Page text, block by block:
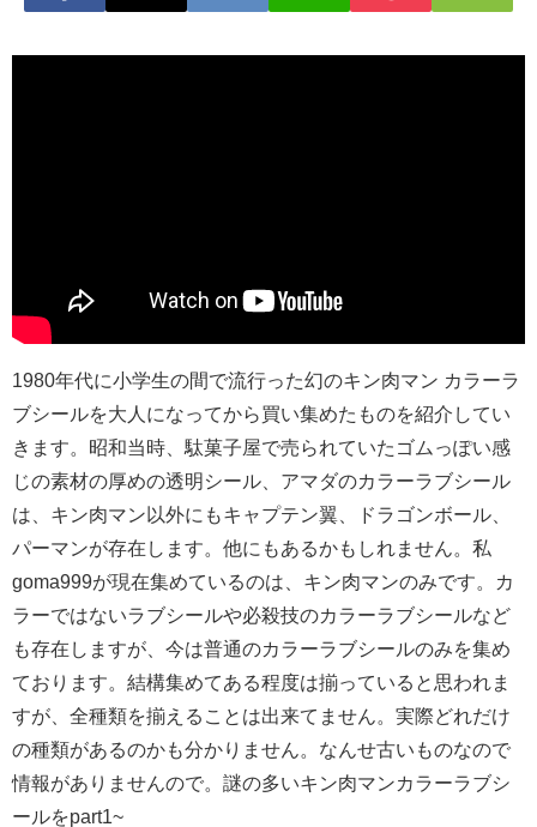
1980年代に小学生の間で流行った幻のキン肉マン カラーラ
ブシールを大人になってから買い集めたものを紹介してい
きます。昭和当時、駄菓子屋で売られていたゴムっぽい感
じの素材の厚めの透明シール、アマダのカラーラブシール
は、キン肉マン以外にもキャプテン翼、ドラゴンボール、
パーマンが存在します。他にもあるかもしれません。私
goma999が現在集めているのは、キン肉マンのみです。カ
ラーではないラブシールや必殺技のカラーラブシールなど
も存在しますが、今は普通のカラーラブシールのみを集め
ております。結構集めてある程度は揃っていると思われま
すが、全種類を揃えることは出来てません。実際どれだけ
の種類があるのかも分かりません。なんせ古いものなので
情報がありませんので。謎の多いキン肉マンカラーラブシ
ールをpart1~